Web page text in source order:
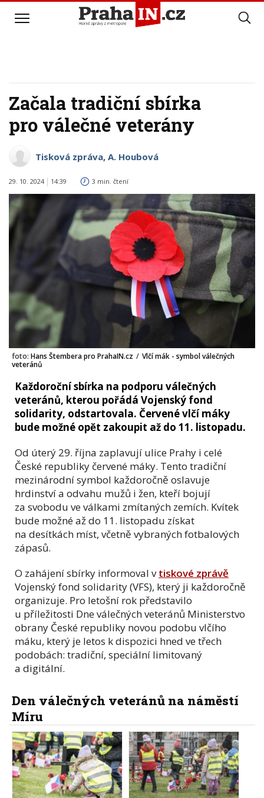
Začala tradiční sbírka
pro válečné veterány
Tisková zpráva, A. Houbová
29. 10. 2024 14:39 3 min. čtení
foto: Hans Štembera pro PrahaIN.cz / Vlčí mák - symbol válečných
veteránů
Každoroční sbírka na podporu válečných
veteránů, kterou pořádá Vojenský fond
solidarity, odstartovala. Červené vlčí máky
bude možné opět zakoupit až do 11. listopadu.
Od úterý 29. října zaplavují ulice Prahy i celé
České republiky červené máky. Tento tradiční
mezinárodní symbol každoročně oslavuje
hrdinství a odvahu mužů i žen, kteří bojují
za svobodu ve válkami zmítaných zemích. Kvítek
bude možné až do 11. listopadu získat
na desítkách míst, včetně vybraných fotbalových
zápasů.
O zahájení sbírky informoval vtiskové zprávě
Vojenský fond solidarity (VFS), který ji každoročně
organizuje. Pro letošní rok představilo
u příležitosti Dne válečných veteránů Ministerstvo
obrany České republiky novou podobu vlčího
máku, který je letos k dispozici hned ve třech
podobách: tradiční, speciální limitovaný
a digitální.
Den válečných veteránů na náměstí
Míru